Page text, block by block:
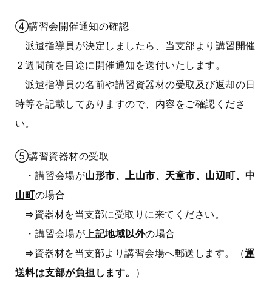
④講習会開催通知の確認
派遣指導員が決定しましたら、当支部より講習開催
２週間前を目途に開催通知を送付いたします。
派遣指導員の名前や講習資器材の受取及び返却の日
時等を記載してありますので、内容をご確認くださ
い。
⑤講習資器材の受取
・講習会場が山形市、上山市、天童市、山辺町、中
山町の場合
⇒資器材を当支部に受取りに来てください。
・講習会場が上記地域以外の場合
⇒資器材を当支部より講習会場へ郵送します。（運
送料は支部が負担します。
）